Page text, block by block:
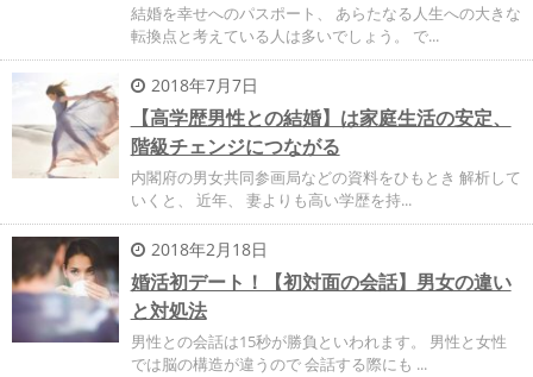
結婚を幸せへのパスポート、 あらたなる人生への大きな
転換点と考えている人は多いでしょう。 で...
2018年7月7日
【高学歴男性との結婚】は家庭生活の安定、
階級チェンジにつながる
内閣府の男女共同参画局などの資料をひもとき 解析して
いくと、 近年、 妻よりも高い学歴を持...
2018年2月18日
婚活初デート！【初対面の会話】男女の違い
と対処法
男性との会話は15秒が勝負といわれます。 男性と女性
では脳の構造が違うので 会話する際にも ...